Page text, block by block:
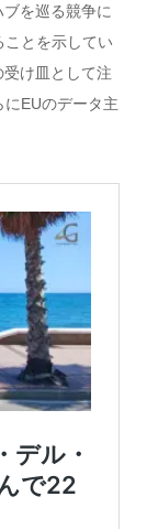
を巡る競争に
とを示してい
け皿として注
EUのデータ主